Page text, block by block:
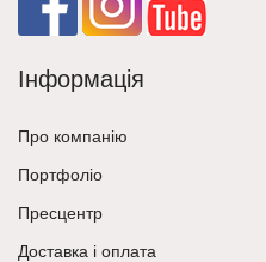
Інформація
Про компанію
Портфоліо
Пресцентр
Доставка і оплата